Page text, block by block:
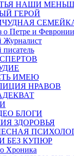
НАШИ
ГЕРОЙ
о Петре и Февронии
Журналист
ИМЕЮ
НРАВОВ
БЛОГИ
ЗДОРОВЬЯ
БЕЗ КУПЮР
Хроника